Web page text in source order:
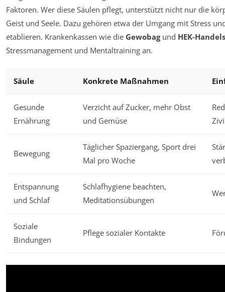
Faktoren. Wer diese Säulen pflegt, unterstützt nicht nur die
Geist und Seele. Dazu gehören etwa der Umgang mit Stress
etablieren. Krankenkassen wie die Gewobagund HEK-
Stressmanagement und Mentaltraining an.
Säule Konkrete Maßnahmen
Gesunde
Ernährung
Verzicht auf Zucker, mehr Obst
und Gemüse
Bewegung
Täglicher Spaziergang, Sport drei
Mal pro Woche
Entspannung
und Schlaf
Schlafhygiene beachten,
Meditationsübungen
Soziale
Bindungen
Pflege sozialer Kontakte